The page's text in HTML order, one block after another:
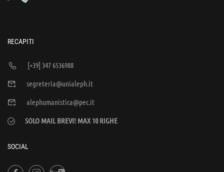
RECAPITI
[+39] 347 6536988
segreteria@unialeph.it
alephumanistica@pec.it
SOLO MAIL BREVI! MAX 10 RIGHE
SOCIAL